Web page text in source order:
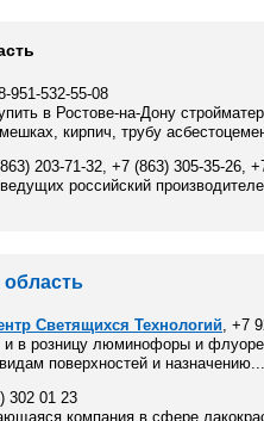
951-532-55-08
в Ростове-на-Дону
кирпич, трубу
203-71-32, +7 (863) 305-35-26,
российский
Светящихся Технологий, +7
в розницу люминофоры и
поверхностей и назначению...
302 01 23
компания в сфере